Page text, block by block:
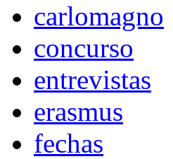
carlomagno
concurso
entrevistas
erasmus
fechas